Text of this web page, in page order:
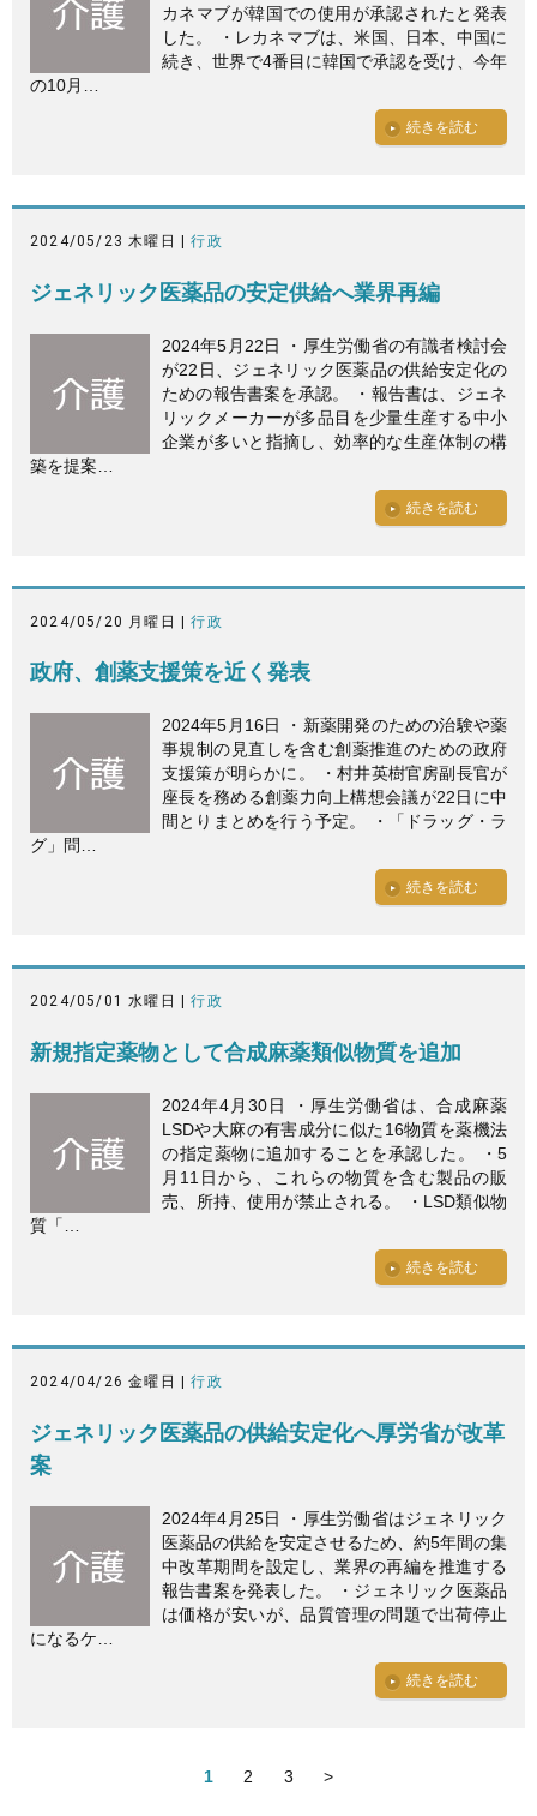
カネマブが韓国での使用が承認されたと発表
した。 ・レカネマブは、米国、日本、中国に
続き、世界で4番目に韓国で承認を受け、今年
の10月…
続きを読む
2024/05/23 木曜日 |行政
ジェネリック医薬品の安定供給へ業界再編
2024年5月22日 ・厚生労働省の有識者検討会
が22日、ジェネリック医薬品の供給安定化の
ための報告書案を承認。 ・報告書は、ジェネ
リックメーカーが多品目を少量生産する中小
企業が多いと指摘し、効率的な生産体制の構
築を提案…
続きを読む
2024/05/20 月曜日 |行政
政府、創薬支援策を近く発表
2024年5月16日 ・新薬開発のための治験や薬
事規制の見直しを含む創薬推進のための政府
支援策が明らかに。 ・村井英樹官房副長官が
座長を務める創薬力向上構想会議が22日に中
間とりまとめを行う予定。 ・「ドラッグ・ラ
グ」問…
続きを読む
2024/05/01 水曜日 |行政
新規指定薬物として合成麻薬類似物質を追加
2024年4月30日 ・厚生労働省は、合成麻薬
LSDや大麻の有害成分に似た16物質を薬機法
の指定薬物に追加することを承認した。 ・5
月11日から、これらの物質を含む製品の販
売、所持、使用が禁止される。 ・LSD類似物
質「…
続きを読む
2024/04/26 金曜日 |行政
ジェネリック医薬品の供給安定化へ厚労省が改革
案
2024年4月25日 ・厚生労働省はジェネリック
医薬品の供給を安定させるため、約5年間の集
中改革期間を設定し、業界の再編を推進する
報告書案を発表した。 ・ジェネリック医薬品
は価格が安いが、品質管理の問題で出荷停止
になるケ…
続きを読む
1 2 3 >